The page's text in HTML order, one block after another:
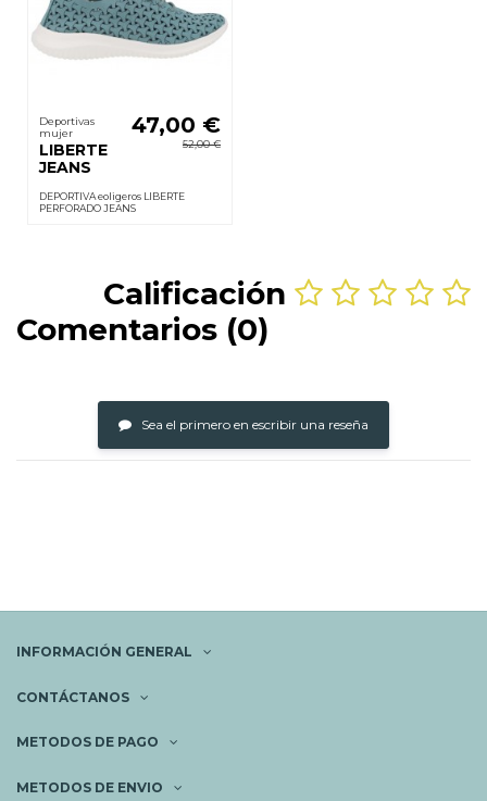
Deportivas
mujer
LIBERTE
JEANS
47,00 €
52,00 €
DEPORTIVA eoligeros LIBERTE
PERFORADO JEANS
Calificación
Comentarios (0)
Sea el primero en escribir una reseña
INFORMACIÓN GENERAL
CONTÁCTANOS
METODOS DE PAGO
METODOS DE ENVIO